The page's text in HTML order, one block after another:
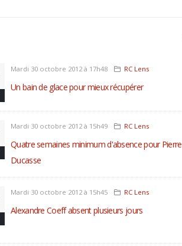
Mardi 30 octobre 2012 à 17h48 RC Lens
Un bain de glace pour mieux récupérer
Mardi 30 octobre 2012 à 15h49 RC Lens
Quatre semaines minimum d'absence pour Pierre
Ducasse
Mardi 30 octobre 2012 à 15h45 RC Lens
Alexandre Coeff absent plusieurs jours